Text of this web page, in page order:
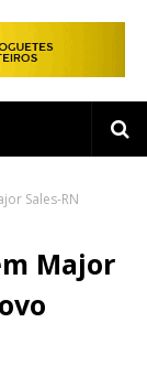
Sales-RN
Major